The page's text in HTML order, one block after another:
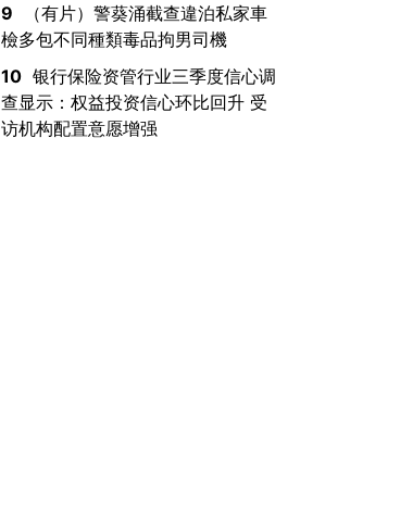
9
（有片）警葵涌截查違泊私家車
檢多包不同種類毒品拘男司機
10 银行保险资管行业三季度信心调
查显示：权益投资信心环比回升 受
访机构配置意愿增强